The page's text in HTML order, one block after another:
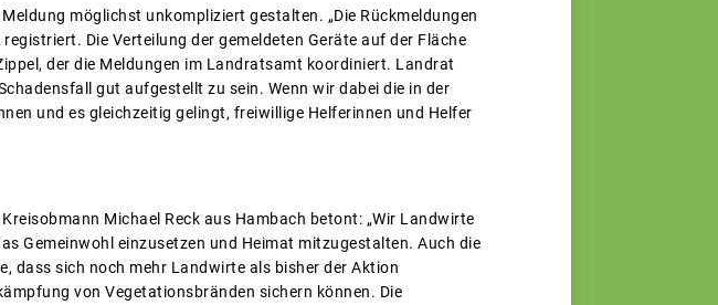
möglichst unkompliziert gestalten. „Die Rückmeldungen
Die Verteilung der gemeldeten Geräte auf der Fläche
der die Meldungen im Landratsamt koordiniert. Landrat
gut aufgestellt zu sein. Wenn wir dabei die in der
und es gleichzeitig gelingt, freiwillige Helferinnen und Helfer
Michael Reck aus Hambach betont: „Wir Landwirte
Gemeinwohl einzusetzen und Heimat mitzugestalten. Auch die
dass sich noch mehr Landwirte als bisher der Aktion
von Vegetationsbränden sichern können. Die